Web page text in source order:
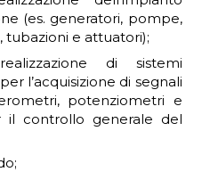
(es. generatori, pompe,
tubazioni e attuatori);
di sistemi
l’acquisizione di segnali
potenziometri e
controllo generale del